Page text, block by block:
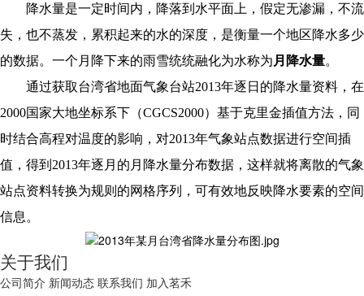
降水量是一定时间内，降落到水平面上，假定无渗漏，不流
失，也不蒸发，累积起来的水的深度，是衡量一个地区降水多少
的数据。 一个月降下来的雨雪统统融化为水称为 月降水量。
通过获取台湾省地面气象台站2013年逐日的降水量资料，在
2000国家大地坐标系下（CGCS2000）基于克里金插值方法，同
时结合高程对温度的影响，对2013年气象站点数据进行空间插
值，得到2013年逐月的月降水量分布数据，这样就将离散的气象
站点资料转换为规则的网格序列，可有效地反映降水要素的空间
信息。
关于我们
公司简介 新闻动态 联系我们 加入茗禾